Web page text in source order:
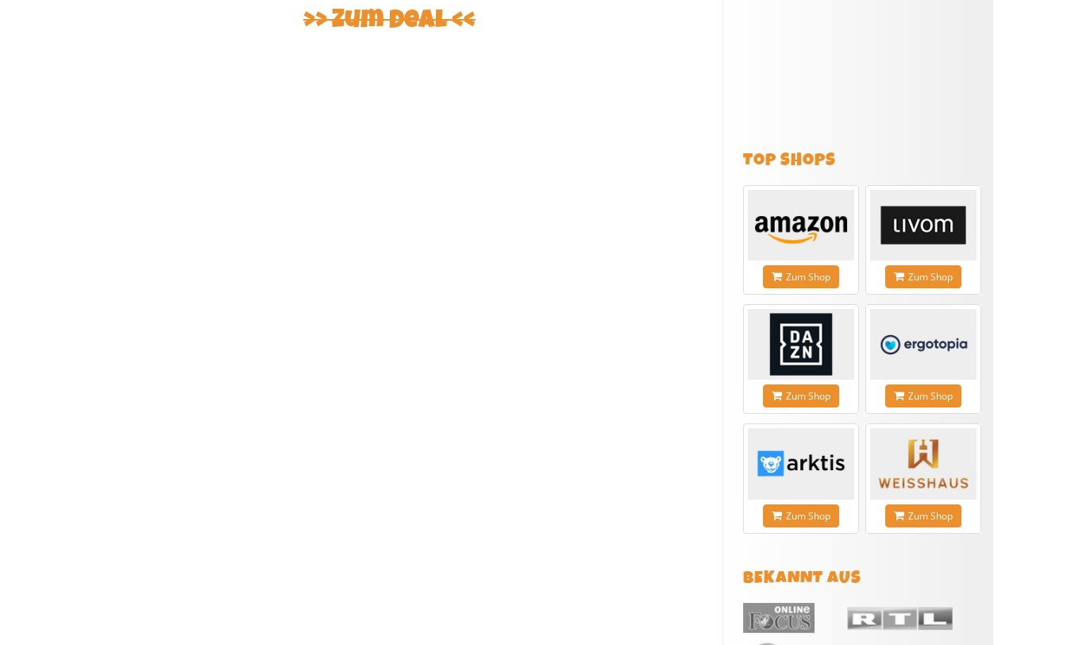
>> Zum Deal <<
TOP SHOPS
Zum Shop Zum Shop
Zum Shop Zum Shop
Zum Shop Zum Shop
BEKANNT AUS